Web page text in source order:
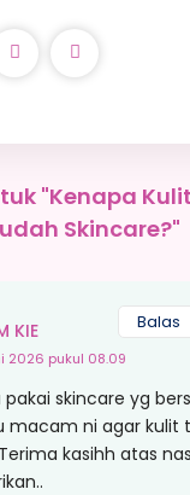
"Kenapa
Skincare?"
KIE
2026 pukul 08.09
pakai skincare yg
macam ni agar kulit
kasihh atas
Balas